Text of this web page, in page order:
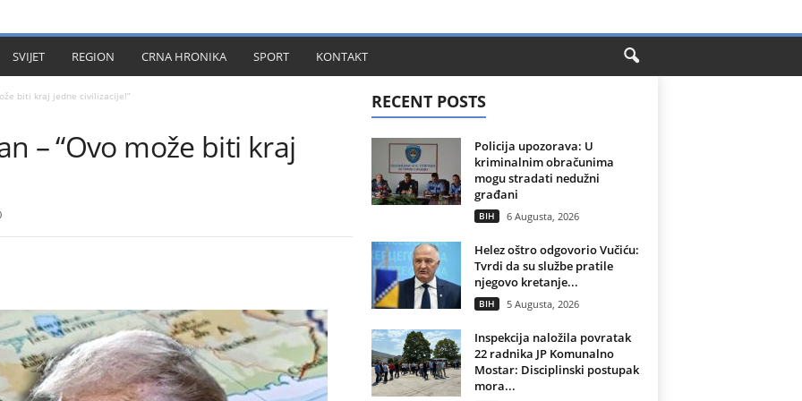
SVIJET REGION CRNA HRONIKA SPORT KONTAKT
biti kraj jedne civilizacije!”
– “Ovo može biti kraj
RECENT POSTS
Policija upozorava: U
kriminalnim obračunima
mogu stradati nedužni
građani
BIH 6 Augusta, 2026
Helez oštro odgovorio Vučiću:
Tvrdi da su službe pratile
njegovo kretanje...
BIH 5 Augusta, 2026
Inspekcija naložila povratak
22 radnika JP Komunalno
Mostar: Disciplinski postupak
mora...